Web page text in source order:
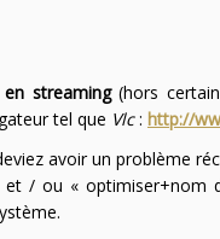
streaming(hors
tel que Vlc: http://
avoir un problème
et / ou «